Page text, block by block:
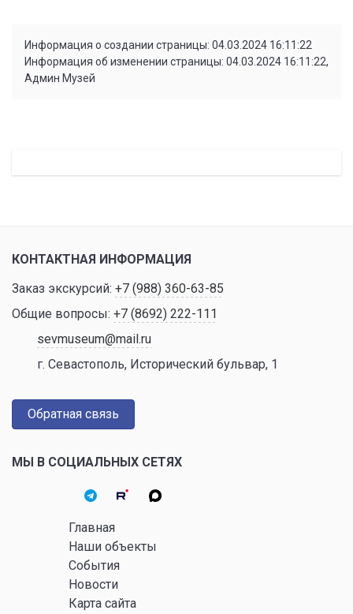
Информация о создании страницы: 04.03.2024 16:11:22
Информация об изменении страницы: 04.03.2024 16:11:22,
Админ Музей
КОНТАКТНАЯ ИНФОРМАЦИЯ
Заказ экскурсий: +7 (988) 360-63-85
Общие вопросы: +7 (8692) 222-111
sevmuseum@mail.ru
г. Севастополь, Исторический бульвар, 1
Обратная связь
МЫ В СОЦИАЛЬНЫХ СЕТЯХ
Главная
Наши объекты
События
Новости
Карта сайта